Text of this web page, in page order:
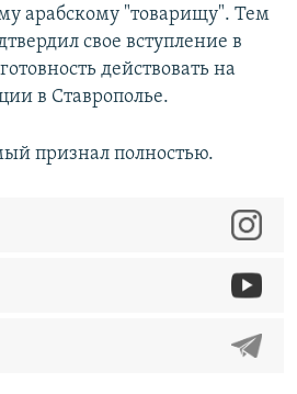
арабскому "товарищу". Тем
свое вступление в
действовать на
в Ставрополье.
признал полностью.